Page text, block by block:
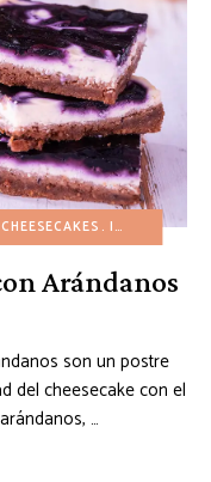
CHEESECAKES INVIERNO
Arándanos
son un postre
del cheesecake con el
…